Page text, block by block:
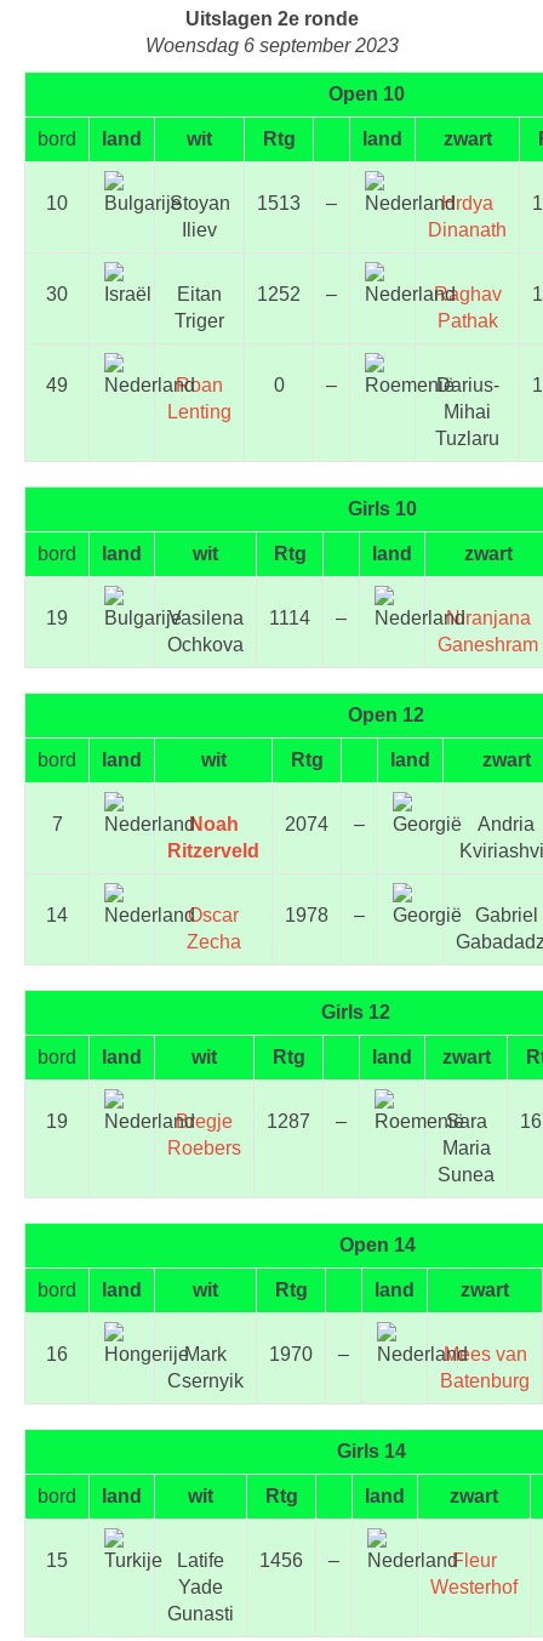
Uitslagen 2e ronde
Woensdag 6 september 2023
Open 10
bord land wit Rtg land zwart
10
Stoyan
Iliev
1513 –
Hrdya
Dinanath
30
Eitan
Triger
1252 –
Raghav
Pathak
49
Roan
Lenting
0 –
Darius-
Mihai
Tuzlaru
Girls 10
bord land wit Rtg land zwart
19
Vasilena
Ochkova
1114 –
Niranjana
Ganeshram
Open 12
bord land wit Rtg land zwart
7
Noah
Ritzerveld
2074 –
Andria
14
Oscar
Zecha
1978 –
Gabriel
Girls 12
bord land wit Rtg land zwart
19
Bregje
Roebers
1287 –
Sara
Maria
Sunea
Open 14
bord land wit Rtg land zwart
16
Mark
Csernyik
1970 –
Mees van
Batenburg
Girls 14
bord land wit Rtg land zwart
15
Latife
Yade
Gunasti
1456 –
Fleur
Westerhof